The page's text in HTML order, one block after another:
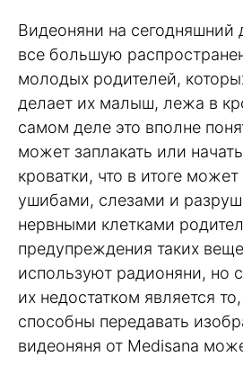
Видеоняни на сегодняшний
все большую
молодых родителей,
делает их малыш, лежа в
самом деле это вполне
может заплакать или
кроватки, что в итоге может
ушибами, слезами и
нервными клетками
предупреждения таких
используют радионяни,
их недостатком является
способны передавать
видеоняня от Medisana